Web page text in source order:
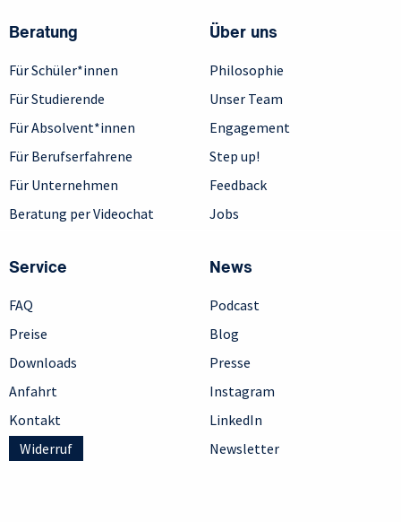
Beratung
Für Schüler*innen
Für Studierende
Für Absolvent*innen
Für Berufserfahrene
Für Unternehmen
Beratung per Videochat
Über uns
Philosophie
Unser Team
Engagement
Step up!
Feedback
Jobs
Service
FAQ
Preise
Downloads
Anfahrt
Kontakt
Widerruf
News
Podcast
Blog
Presse
Instagram
LinkedIn
Newsletter